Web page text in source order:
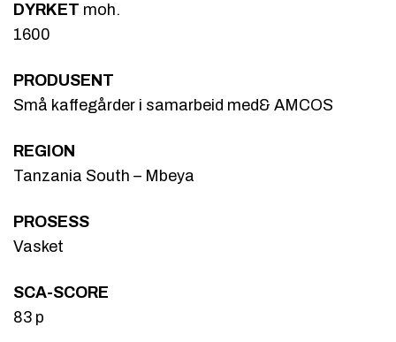
DYRKET moh.
1600
PRODUSENT
Små kaffegårder i samarbeid med& AMCOS
REGION
Tanzania South – Mbeya
PROSESS
Vasket
SCA-SCORE
83 p